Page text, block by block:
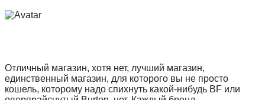
Отличный магазин, хотя нет, лучший магазин,
единственный магазин, для которого вы не просто
кошель, которому надо спихнуть какой-нибудь BF или